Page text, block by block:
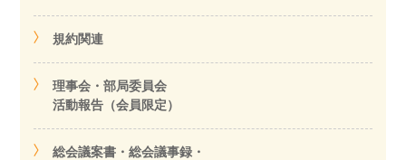
規約関連
理事会・部局委員会
活動報告（会員限定）
総会議案書・総会議事録・